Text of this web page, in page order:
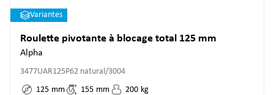
Variantes
Roulette pivotante à blocage total 125 mm
Alpha
3477UAR125P62 natural/3004
125 mm 155 mm 200 kg